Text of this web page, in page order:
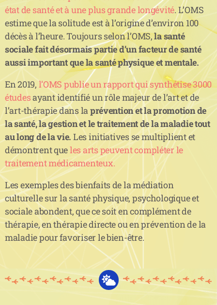
état de santé et à une plus grande longévité. L’OMS
estime que la solitude est à l’origine d’environ 100
décès à l’heure. Toujours selon l’OMS,la santé
sociale fait désormais partie d’un facteur de santé
aussi important que la santé physique et mentale.
En 2019,l’OMS publie un rapport qui synthétise 3000
étudesayant identifié un rôle majeur de l’art et de
l’art-thérapie dans laprévention et la promotion de
la santé, la gestion et le traitement de la maladie tout
au long de la vie. Les initiatives se multiplient et
démontrent queles arts peuvent compléter le
traitement médicamenteux.
Les exemples des bienfaits de la médiation
culturelle sur la santé physique, psychologique et
sociale abondent, que ce soit en complément de
thérapie, en thérapie directe ou en prévention de la
maladie pour favoriser le bien-être.